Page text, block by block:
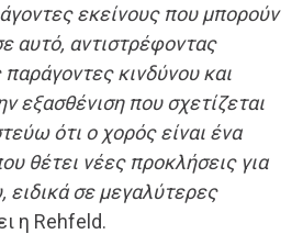
εκείνους που μπορούν
αυτό, αντιστρέφοντας
κινδύνου και
εξασθένιση που σχετίζεται
ότι ο χορός είναι ένα
θέτει νέες προκλήσεις για
ειδικά σε μεγαλύτερες
η Rehfeld.